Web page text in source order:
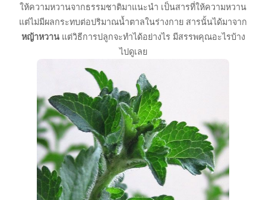
ให้ความหวานจากธรรมชาติมาแนะนำ เป็นสารที่ให้ความหวาน
แต่ไม่มีผลกระทบต่อปริมาณน้ำตาลในร่างกาย สารนั้นได้มาจาก
หญ้าหวานแต่วิธีการปลูกจะทำได้อย่างไร มีสรรพคุณอะไรบ้าง
ไปดูเลย